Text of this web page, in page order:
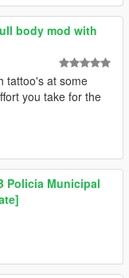
body mod with
tattoo's at some
you take for the
Policia Municipal